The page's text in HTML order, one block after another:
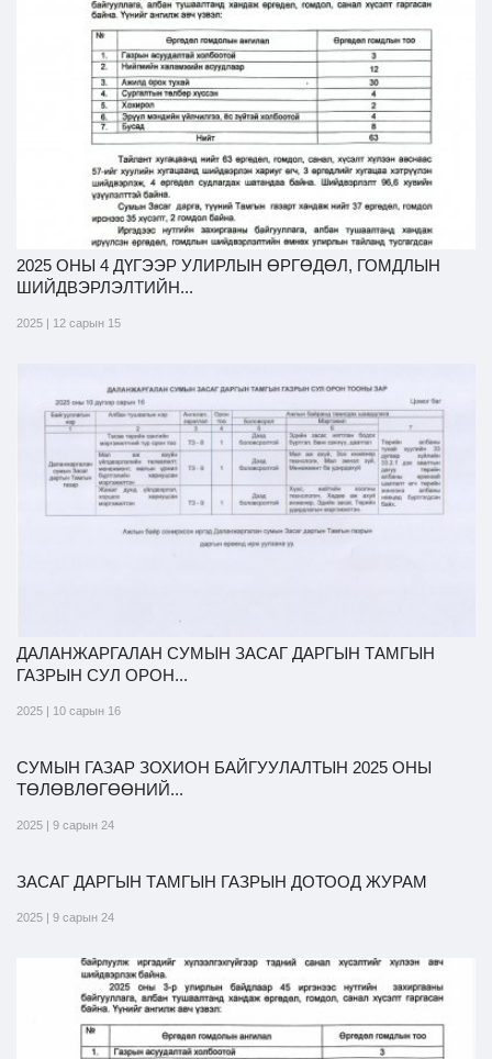
2025 ОНЫ 4 ДҮГЭЭР УЛИРЛЫН ӨРГӨДӨЛ, ГОМДЛЫН
ШИЙДВЭРЛЭЛТИЙН...
2025 | 12 сарын 15
ДАЛАНЖАРГАЛАН СУМЫН ЗАСАГ ДАРГЫН ТАМГЫН
ГАЗРЫН СУЛ ОРОН...
2025 | 10 сарын 16
СУМЫН ГАЗАР ЗОХИОН БАЙГУУЛАЛТЫН 2025 ОНЫ
ТӨЛӨВЛӨГӨӨНИЙ...
2025 | 9 сарын 24
ЗАСАГ ДАРГЫН ТАМГЫН ГАЗРЫН ДОТООД ЖУРАМ
2025 | 9 сарын 24